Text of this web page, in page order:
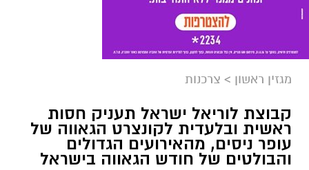
מגזין ראשון > צרכנות
קבוצת לוריאל ישראל תעניק חסות
ראשית ובלעדית לקונצרט הגאווה של
עופר ניסים, מהאירועים הגדולים
והבולטים של חודש הגאווה בישראל